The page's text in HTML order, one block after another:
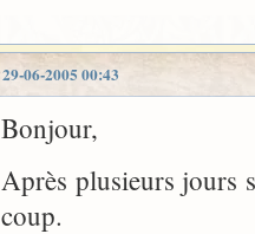
29-06-2005 00:43
Bonjour,
Après plusieurs jours
coup.